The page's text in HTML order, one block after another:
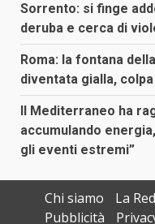
Sorrento: si finge
deruba e cerca di
Roma: la fontana
diventata gialla,
Il Mediterraneo ha
accumulando
gli eventi estremi”
Chi siamo
La
Pubblicità